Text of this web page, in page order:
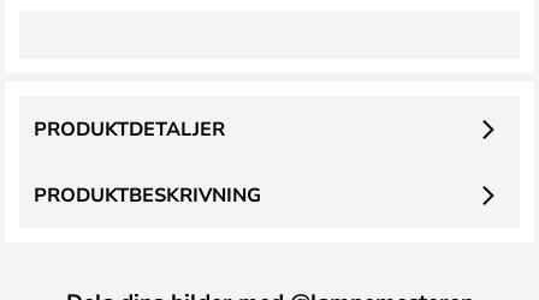
PRODUKTBESKRIVNING
PRODUKTDETALJER